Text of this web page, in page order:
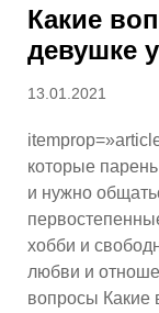
Какие
девушке
Опубликовано
13.01.2021
которые
и нужно
хобби и
любви и
вопросы Какие